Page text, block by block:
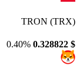
TRON (TRX)
$
0.328822
0.40%